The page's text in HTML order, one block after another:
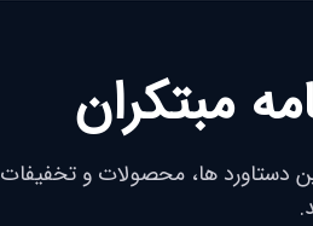
مبتکران
دستاورد ها، محصولات و تخفیفات